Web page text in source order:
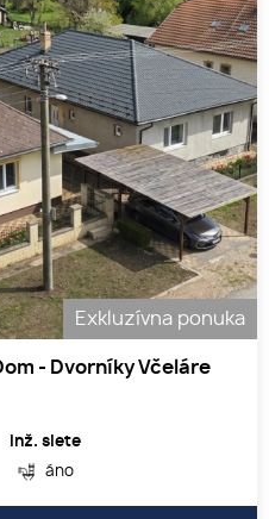
Exkluzívna ponuka
- Dvorníky Včeláre
Inž. siete
áno